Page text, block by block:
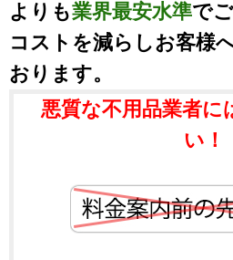
よりも業界最安水準で
コストを減らしお客様
おります。
悪質な不用品業者に
い！